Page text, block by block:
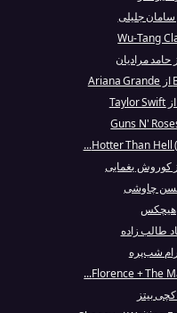
سامان جلیلی
حامد مرادیان
کوروش یغمایی
چاوشی
هیچکس
طالب زاده
شب‌پره